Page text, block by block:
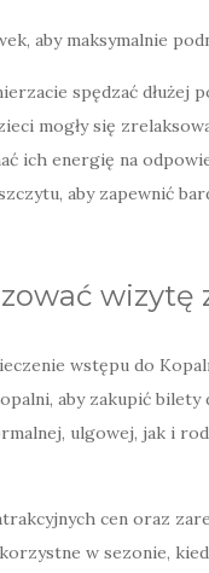
aby maksymalnie
spędzać dłużej
mogły się
ich energię na
aby zapewnić
wizytę
wstępu do
aby zakupić
ulgowej, jak i
cen oraz
w sezonie,